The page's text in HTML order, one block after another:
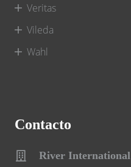
Veritas
Vileda
Wahl
Contacto
River International